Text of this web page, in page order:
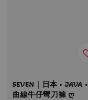
SEVEN｜日本 • JAVA •
曲線牛仔彎刀褲 ღ